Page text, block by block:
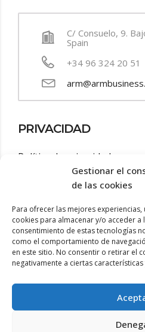
Gestionar el
de las cookies
Para ofrecer las mejores
cookies para almacenar y/o acceder
consentimiento de estas tecnologías
como el comportamiento de
en este sitio. No consentir o retirar el
negativamente a ciertas características
C/ Consuelo, 9.
Spain
+34 96 324 20 51
PRIVACIDAD
Política de privacidad
Política de cookies
Accesibilidad